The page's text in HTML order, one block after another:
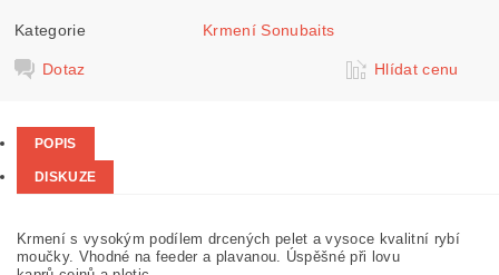
Kategorie Krmení Sonubaits
Dotaz Hlídat cenu
POPIS
DISKUZE
Krmení s vysokým podílem drcených pelet a vysoce kvalitní rybí
moučky. Vhodné na feeder a plavanou. Úspěšné při lovu